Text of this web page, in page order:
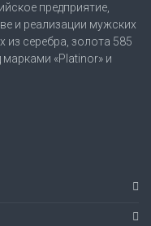
предприятие,
и реализации мужских
из серебра, золота 585
«Platinor» и